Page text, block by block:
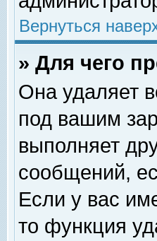
Вернуться
» Для чего
Она удаляет
под вашим
выполняет
сообщений,
Если у вас
то функция